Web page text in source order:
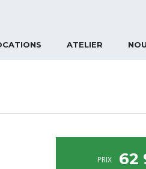
ATELIER
PRIX 62